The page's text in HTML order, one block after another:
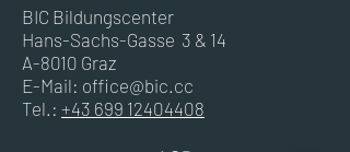
BIC Bildungscenter
Hans-Sachs-Gasse 3 & 14
A-8010 Graz
E-Mail: office@bic.cc
Tel.: +43 699 12404408